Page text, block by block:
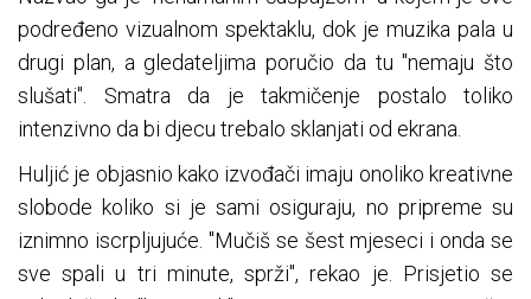
podređeno vizualnom spektaklu, dok je muzika pala u
drugi plan, a gledateljima poručio da tu "nemaju što
slušati". Smatra da je takmičenje postalo toliko
intenzivno da bi djecu trebalo sklanjati od ekrana.
Huljić je objasnio kako izvođači imaju onoliko kreativne
slobode koliko si je sami osiguraju, no pripreme su
iznimno iscrpljujuće. "Mučiš se šest mjeseci i onda se
sve spali u tri minute, sprži", rekao je. Prisjetio se